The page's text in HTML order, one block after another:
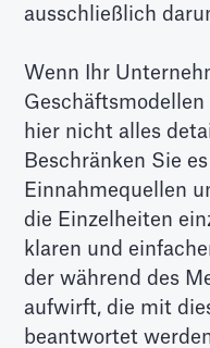
ausschließlich
Wenn Ihr
hier nicht alles
Beschränken Sie
Einnahmequellen
die Einzelheiten
klaren und
der während des
aufwirft, die mit
beantwortet